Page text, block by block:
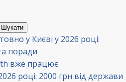
у Києві у 2026 році:
поради
вже працює
році: 2000 грн від держави